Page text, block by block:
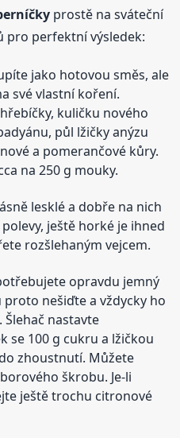
prostě na sváteční
pro perfektní výsledek:
jako hotovou směs, ale
své vlastní koření.
kuličku nového
půl lžičky anýzu
a pomerančové kůry.
na 250 g mouky.
lesklé a dobře na nich
ještě horké je ihned
rozšlehaným vejcem.
opravdu jemný
nešiďte a vždycky ho
nastavte
se 100 g cukru a lžičkou
zhoustnutí. Můžete
škrobu. Je-li
ještě trochu citronové